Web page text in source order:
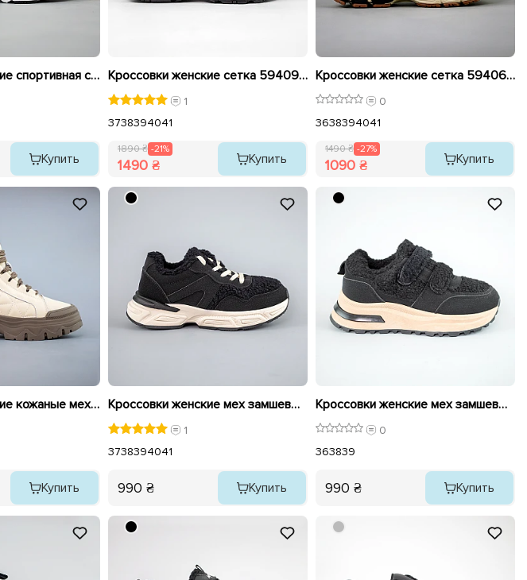
Кроссовки женские спортивная сетка 594084 Серые
Купить
Кроссовки женские сетка 594093 Черные распродажа
1
3738394041
1890 ₴ -21%
1490 ₴ Купить
Кроссовки женские сетка 594067 Молочный распродажа
0
3638394041
1490 ₴ -27%
1090 ₴ Купить
Кроссовки женские кожаные мех 593339 Белые
Купить
Кроссовки женские мех замшевые 593504 Черные
1
3738394041
990 ₴ Купить
Кроссовки женские мех замшевые 593503 Черные
0
363839
990 ₴ Купить